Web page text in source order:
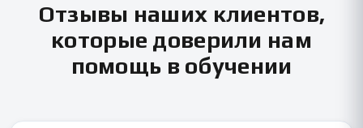
Отзывы наших клиентов,
которые доверили нам
помощь в обучении